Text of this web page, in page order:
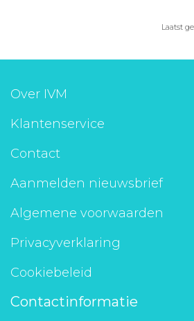
Laatst
Over IVM
Klantenservice
Contact
Aanmelden nieuwsbrief
Algemene voorwaarden
Privacyverklaring
Cookiebeleid
Contactinformatie